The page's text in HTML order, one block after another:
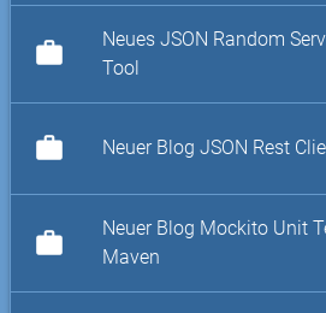
work
Neues JSON Random
Tool
work Neuer Blog JSON Rest
work
Neuer Blog Mockito Unit
Maven